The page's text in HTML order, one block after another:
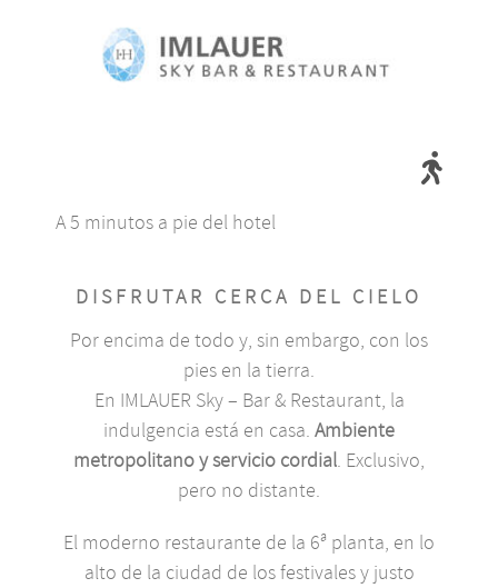
A 5 minutos a pie del hotel
DISFRUTAR CERCA DEL CIELO
Por encima de todo y, sin embargo, con los
pies en la tierra.
En IMLAUER Sky – Bar & Restaurant, la
indulgencia está en casa. Ambiente
metropolitano y servicio cordial. Exclusivo,
pero no distante.
El moderno restaurante de la 6ª planta, en lo
alto de la ciudad de los festivales y justo